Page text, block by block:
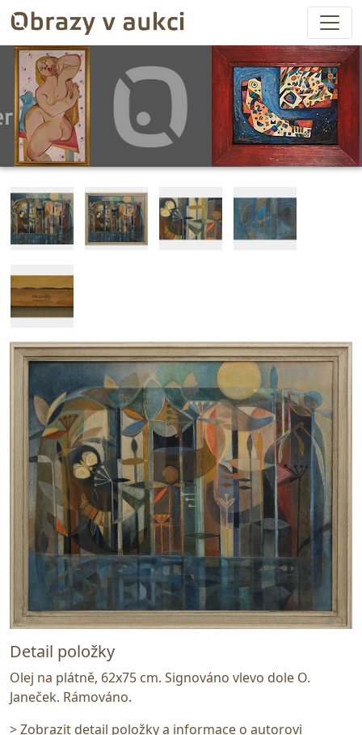
Detail položky
Olej na plátně, 62x75 cm. Signováno vlevo dole O.
Janeček. Rámováno.
> Zobrazit detail položky a informace o autorovi